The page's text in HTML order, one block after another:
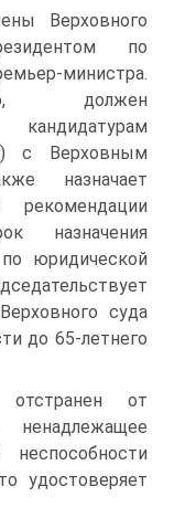
Верховного
по
министра.
должен
кандидатурам
с Верховным
назначает
назначения
юридической
суда
до 65-летнего
от
удостоверяет